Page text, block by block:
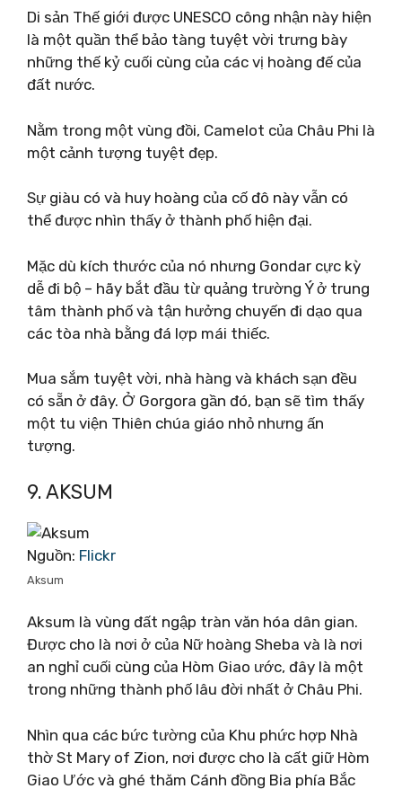
Di sản Thế giới được UNESCO công nhận này hiện
là một quần thể bảo tàng tuyệt vời trưng bày
những thế kỷ cuối cùng của các vị hoàng đế của
đất nước.
Nằm trong một vùng đồi, Camelot của Châu Phi là
một cảnh tượng tuyệt đẹp.
Sự giàu có và huy hoàng của cố đô này vẫn có
thể được nhìn thấy ở thành phố hiện đại.
Mặc dù kích thước của nó nhưng Gondar cực kỳ
dễ đi bộ – hãy bắt đầu từ quảng trường Ý ở trung
tâm thành phố và tận hưởng chuyến đi dạo qua
các tòa nhà bằng đá lợp mái thiếc.
Mua sắm tuyệt vời, nhà hàng và khách sạn đều
có sẵn ở đây. Ở Gorgora gần đó, bạn sẽ tìm thấy
một tu viện Thiên chúa giáo nhỏ nhưng ấn
tượng.
9. AKSUM
Nguồn: Flickr
Aksum
Aksum là vùng đất ngập tràn văn hóa dân gian.
Được cho là nơi ở của Nữ hoàng Sheba và là nơi
an nghỉ cuối cùng của Hòm Giao ước, đây là một
trong những thành phố lâu đời nhất ở Châu Phi.
Nhìn qua các bức tường của Khu phức hợp Nhà
thờ St Mary of Zion, nơi được cho là cất giữ Hòm
Giao Ước và ghé thăm Cánh đồng Bia phía Bắc